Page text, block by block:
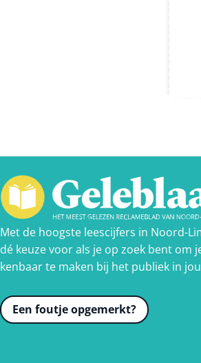
Met de hoogste leescijfers in Noord-
dé keuze voor als je op zoek bent om
kenbaar te maken bij het publiek in
Een foutje opgemerkt?